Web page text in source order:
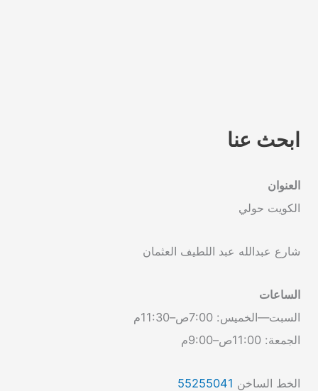
ابحث عنا
العنوان
الكويت حولي
شارع عبدالله عبد اللطيف العثمان
الساعات
السبت—الخميس: 7:00ص–11:30م
الجمعة: 11:00ص–9:00م
الخط الساخن 55255041